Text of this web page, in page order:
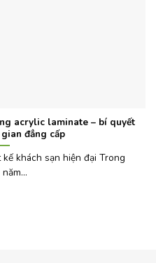
acrylic laminate – bí quyết
đẳng cấp
khách sạn hiện đại Trong